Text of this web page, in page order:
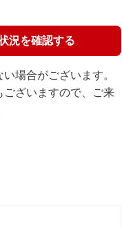
況を確認する
場合がございます。
ざいますので、ご来